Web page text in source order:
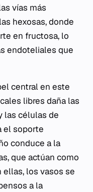
vías más
hexosas, donde
en fructosa, lo
endoteliales que
central en este
libres daña las
las células de
el soporte
conduce a la
que actúan como
ellas, los vasos se
a la